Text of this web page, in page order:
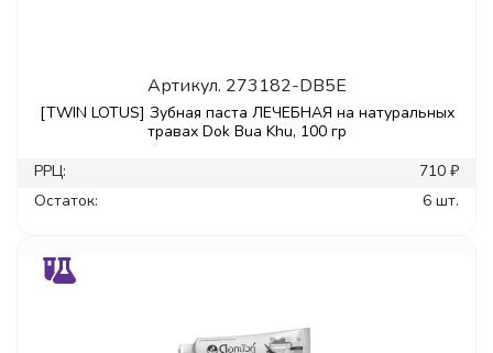
Артикул. 273182-DB5E
[TWIN LOTUS] Зубная паста ЛЕЧЕБНАЯ на натуральных
травах Dok Bua Khu, 100 гр
РРЦ:
710 ₽
Остаток:
6 шт.